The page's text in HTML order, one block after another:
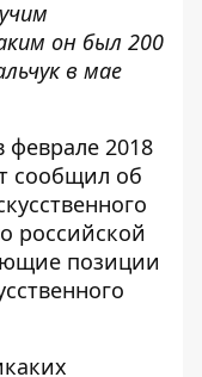
он был 200
в мае
феврале 2018
сообщил об
российской
позиции